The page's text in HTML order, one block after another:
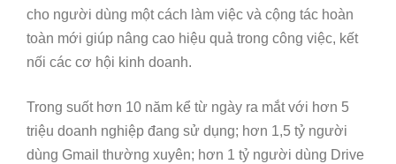
cho người dùng một cách làm việc và cộng tác hoàn
toàn mới giúp nâng cao hiệu quả trong công việc, kết
nối các cơ hội kinh doanh.
Trong suốt hơn 10 năm kể từ ngày ra mắt với hơn 5
triệu doanh nghiệp đang sử dụng; hơn 1,5 tỷ người
dùng Gmail thường xuyên; hơn 1 tỷ người dùng Drive